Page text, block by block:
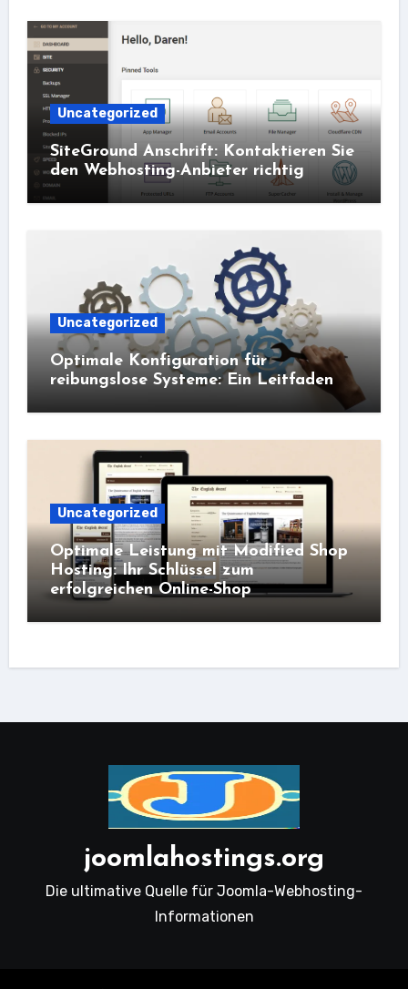
Uncategorized
SiteGround Anschrift: Kontaktieren Sie
den Webhosting-Anbieter richtig
Uncategorized
Optimale Konfiguration für
reibungslose Systeme: Ein Leitfaden
Uncategorized
Optimale Leistung mit Modified Shop
Hosting: Ihr Schlüssel zum
erfolgreichen Online-Shop
joomlahostings.org
Die ultimative Quelle für Joomla-Webhosting-
Informationen